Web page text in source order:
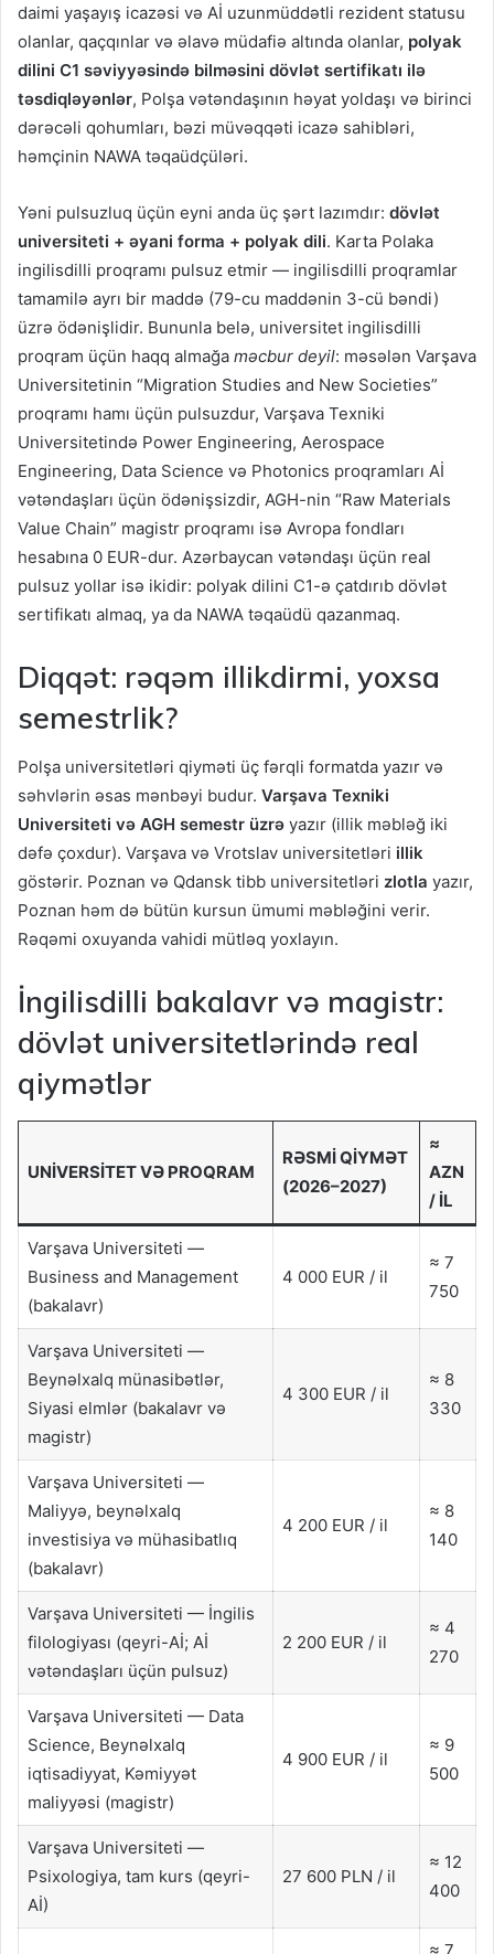
daimi yaşayış icazəsi və Aİ uzunmüddətli rezident statusu
olanlar, qaçqınlar və əlavə müdafiə altında olanlar, polyak
dilini C1 səviyyəsində bilməsini dövlət sertifikatı ilə
təsdiqləyənlər, Polşa vətəndaşının həyat yoldaşı və birinci
dərəcəli qohumları, bəzi müvəqqəti icazə sahibləri,
həmçinin NAWA təqaüdçüləri.
Yəni pulsuzluq üçün eyni anda üç şərt lazımdır: dövlət
universiteti + əyani forma + polyak dili. Karta Polaka
ingilisdilli proqramı pulsuz etmir — ingilisdilli proqramlar
tamamilə ayrı bir maddə (79-cu maddənin 3-cü bəndi)
üzrə ödənişlidir. Bununla belə, universitet ingilisdilli
proqram üçün haqq almağa məcbur deyil: məsələn Varşava
Universitetinin “Migration Studies and New Societies”
proqramı hamı üçün pulsuzdur, Varşava Texniki
Universitetində Power Engineering, Aerospace
Engineering, Data Science və Photonics proqramları Aİ
vətəndaşları üçün ödənişsizdir, AGH-nin “Raw Materials
Value Chain” magistr proqramı isə Avropa fondları
hesabına 0 EUR-dur. Azərbaycan vətəndaşı üçün real
pulsuz yollar isə ikidir: polyak dilini C1-ə çatdırıb dövlət
sertifikatı almaq, ya da NAWA təqaüdü qazanmaq.
Diqqət: rəqəm illikdirmi, yoxsa
semestrlik?
Polşa universitetləri qiyməti üç fərqli formatda yazır və
səhvlərin əsas mənbəyi budur. Varşava Texniki
Universiteti və AGH semestr üzrə yazır (illik məbləğ iki
dəfə çoxdur). Varşava və Vrotslav universitetləri illik
göstərir. Poznan və Qdansk tibb universitetləri zlotla yazır,
Poznan həm də bütün kursun ümumi məbləğini verir.
Rəqəmi oxuyanda vahidi mütləq yoxlayın.
İngilisdilli bakalavr və magistr:
dövlət universitetlərində real
qiymətlər
UNIVERSITET VƏ PROQRAM
RƏSMI QIYMƏT
(2026–2027)
≈
AZN
/ IL
Varşava Universiteti —
Business and Management
(bakalavr)
4 000 EUR / il
≈ 7
750
Varşava Universiteti —
Beynəlxalq münasibətlər,
Siyasi elmlər (bakalavr və
magistr)
4 300 EUR / il
≈ 8
330
Varşava Universiteti —
Maliyyə, beynəlxalq
investisiya və mühasibatlıq
(bakalavr)
4 200 EUR / il
≈ 8
140
Varşava Universiteti — İngilis
filologiyası (qeyri-Aİ; Aİ
vətəndaşları üçün pulsuz)
2 200 EUR / il
≈ 4
270
Varşava Universiteti — Data
Science, Beynəlxalq
iqtisadiyyat, Kəmiyyət
maliyyəsi (magistr)
4 900 EUR / il
≈ 9
500
Varşava Universiteti —
Psixologiya, tam kurs (qeyri-
Aİ)
27 600 PLN / il
≈ 12
400